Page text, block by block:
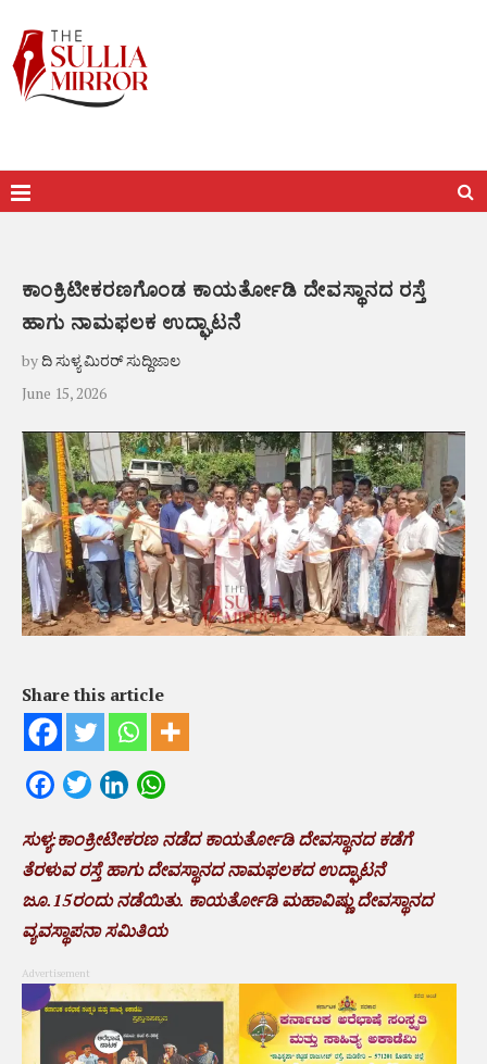
ಕಾಂಕ್ರಿಟೀಕರಣಗೊಂಡ ಕಾಯರ್ತೋಡಿ ದೇವಸ್ಥಾನದ ರಸ್ತೆ
ಹಾಗು ನಾಮಫಲಕ ಉದ್ಘಾಟನೆ
byದಿ ಸುಳ್ಯ ಮಿರರ್ ಸುದ್ದಿಜಾಲ
June 15, 2026
Share this article
FacebookTwitterLinkedIn
ಸುಳ್ಯ:ಕಾಂಕ್ರೀಟೀಕರಣ ನಡೆದ ಕಾಯರ್ತೋಡಿ ದೇವಸ್ಥಾನದ ಕಡೆಗೆ
ತೆರಳುವ ರಸ್ತೆ ಹಾಗು ದೇವಸ್ಥಾನದ ನಾಮಫಲಕದ ಉದ್ಘಾಟನೆ
ಜೂ.15ರಂದು ನಡೆಯಿತು. ಕಾಯರ್ತೋಡಿ ಮಹಾವಿಷ್ಣು ದೇವಸ್ಥಾನದ
ವ್ಯವಸ್ಥಾಪನಾ ಸಮಿತಿಯ
Advertisement